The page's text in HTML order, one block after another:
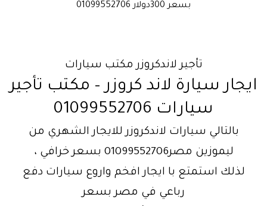
بسعر 300دولار 01099552706
تأجير لاندكروزر مكتب سيارات
ايجار سيارة لاند كروزر – مكتب تأجير
سيارات 01099552706
بالتالي سيارات لاندكروزر للايجار الشهري من
ليموزين مصر01099552706 بسعر خرافي ،
لذلك استمتع با ايجار افخم واروع سيارات دفع
رباعي في مصر بسعر